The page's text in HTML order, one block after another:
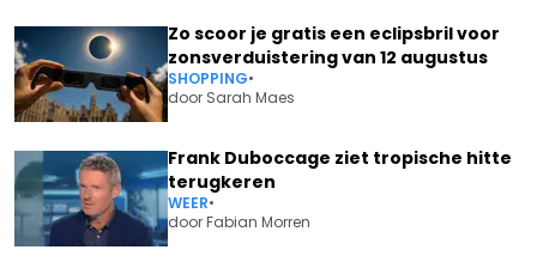
Zo scoor je gratis een eclipsbril voor
zonsverduistering van 12 augustus
SHOPPING•
door Sarah Maes
Frank Duboccage ziet tropische hitte
terugkeren
WEER•
doorFabian Morren